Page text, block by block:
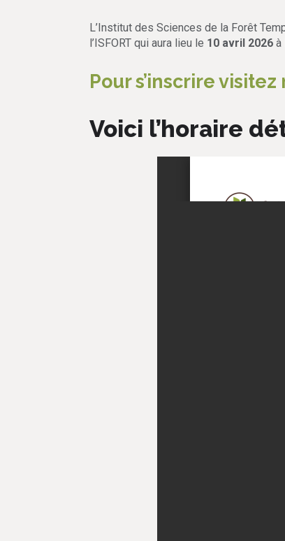
L’Institut des Sciences de la Forêt
l’ISFORT qui aura lieu le 10 avril 2026 à
Pour s’inscrire
Voici l’horaire